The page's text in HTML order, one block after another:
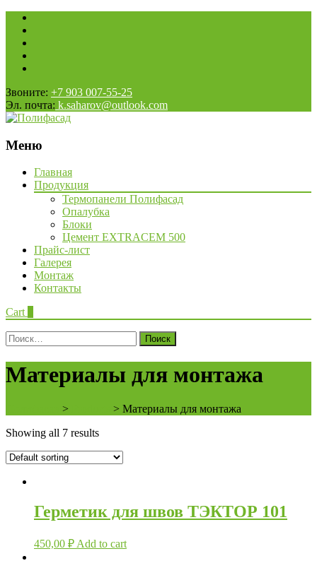
Звоните: +7 903 007-55-25
Эл. почта: k.saharov@outlook.com
Меню
НаверхГлавная
Продукция
Термопанели Полифасад
Опалубка
Блоки
Цемент EXTRACEM 500
Прайс-лист
Галерея
Монтаж
Контакты
Cart
Поиск
для:
Материалы для монтажа
> > Материалы для монтажа
Showing all 7 results
Герметик для швов ТЭКТОР 101
450,00 ₽ Add to cart